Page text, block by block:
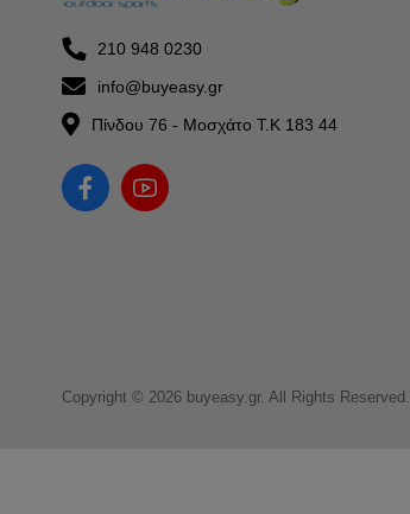
210 948 0230
info@buyeasy.gr
Πίνδου 76 - Μοσχάτο Τ.Κ 183 44
Copyright © 2026 buyeasy.gr. All Rights Reserved.